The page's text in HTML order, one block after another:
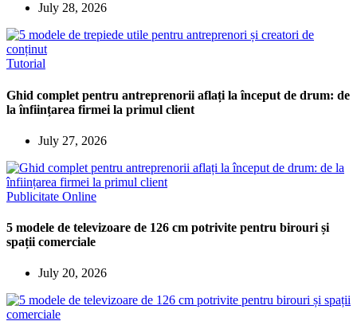
July 28, 2026
Tutorial
Ghid complet pentru antreprenorii aflați la început de drum: de
la înființarea firmei la primul client
July 27, 2026
Publicitate Online
5 modele de televizoare de 126 cm potrivite pentru birouri și
spații comerciale
July 20, 2026